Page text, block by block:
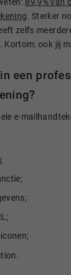
. Sterker
zelfs
Kortom: ook jij
een
e-